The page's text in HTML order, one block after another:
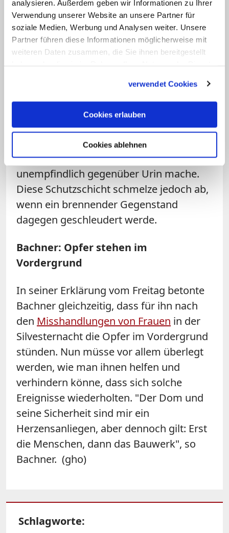
analysieren. Außerdem geben wir Informationen zu Ihrer
Verwendung unserer Website an unsere Partner für
soziale Medien, Werbung und Analysen weiter. Unsere
Partner führen diese Informationen möglicherweise mit
weiteren Daten zusammen, die Sie ihnen bereitgestellt
verwendet Cookies
Cookies erlauben
Cookies ablehnen
darauf hin, dass es am Kölner Dom
schon länger Vandalismus gebe. So
würde etwa gegen das Bauwerk uriniert.
"Damit diese Probleme nicht noch
überlegen, wie wir diesen Auswüchsen
Bachner. Schock-Werner hatte der FAZ
gesagt, dass die Bronzeportale des Doms
mit einem Überzug aus Wachs geschützt
seien, der sie unter anderem
unempfindlich gegenüber Urin mache.
Diese Schutzschicht schmelze jedoch ab,
wenn ein brennender Gegenstand
dagegen geschleudert werde.
Bachner: Opfer stehen im
Vordergrund
In seiner Erklärung vom Freitag betonte
Bachner gleichzeitig, dass für ihn nach
den Misshandlungen von Frauen in der
Silvesternacht die Opfer im Vordergrund
stünden. Nun müsse vor allem überlegt
werden, wie man ihnen helfen und
verhindern könne, dass sich solche
Ereignisse wiederholten. "Der Dom und
seine Sicherheit sind mir ein
Herzensanliegen, aber dennoch gilt: Erst
die Menschen, dann das Bauwerk", so
Bachner. (gho)
Schlagworte: